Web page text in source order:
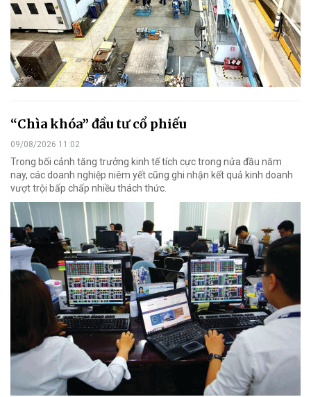
“Chìa khóa” đầu tư cổ phiếu
09/08/2026 11:02
Trong bối cảnh tăng trưởng kinh tế tích cực trong nửa đầu năm
nay, các doanh nghiệp niêm yết cũng ghi nhận kết quả kinh doanh
vượt trội bấp chấp nhiều thách thức.